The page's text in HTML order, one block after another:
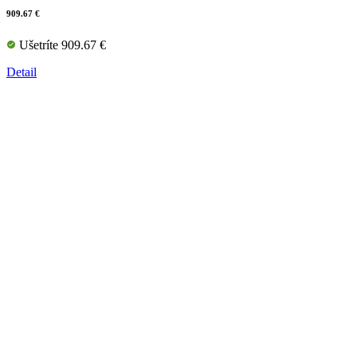
909.67 €
Ušetríte 909.67 €
Detail